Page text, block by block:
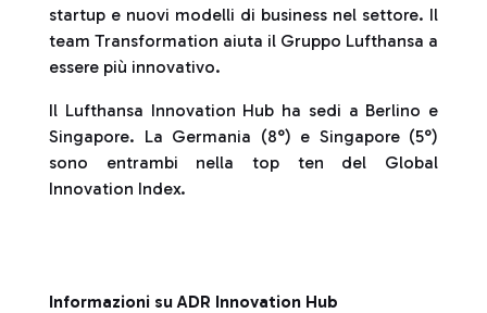
startup e nuovi modelli di business nel settore. Il
team Transformation aiuta il Gruppo Lufthansa a
essere più innovativo.
Il Lufthansa Innovation Hub ha sedi a Berlino e
Singapore. La Germania (8°) e Singapore (5°)
sono entrambi nella top ten del Global
Innovation Index.
Informazioni su ADR Innovation Hub